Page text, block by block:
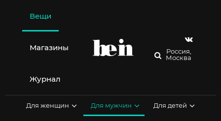
содержимому
Вещи
Магазины
Журнал
Россия,
Москва
Для женщин Для мужчин Для детей